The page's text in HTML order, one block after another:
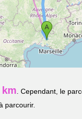
km . Cependant, le
parcourir.